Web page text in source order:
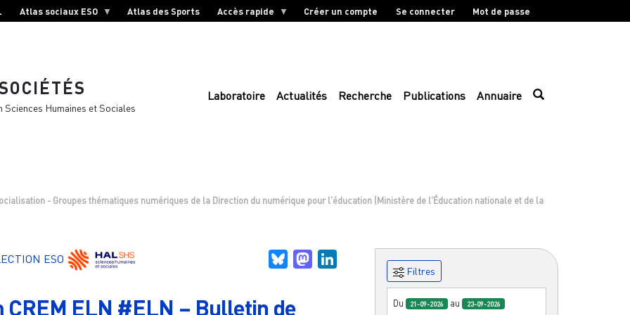
Atlas sociaux ESO Atlas des Sports Accès rapide Créer un compte Se connecter Mot de passe
Humaines et Sociales
Laboratoire Actualités Recherche Publications Annuaire
- Groupes thématiques numériques de la Direction du numérique pour l'éducation (Ministère de l'Éducation nationale et de la
ESO BlueskyMastodon
CREM ELN #ELN – Bulletin de
Filtres
Du 21-09-2026 au 23-09-2026